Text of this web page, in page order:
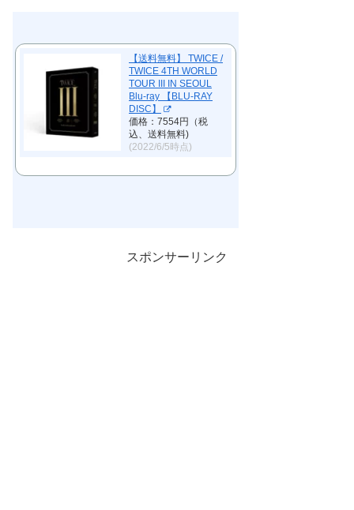
【送料無料】 TWICE /
TWICE 4TH WORLD
TOUR III IN SEOUL
Blu-ray 【BLU-RAY
DISC】
価格：7554円（税
込、送料無料)
(2022/6/5時点)
スポンサーリンク